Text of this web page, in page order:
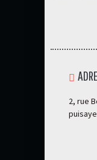
2, rue
puisaye